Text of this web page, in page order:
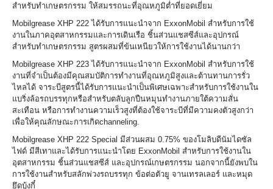
สำหรับทำเกษตรกรรม ให้สมรรถนะที่อุณหภูมิต่ำที่ยอดเยี่ยม
Mobilgrease XHP 222 ได้รับการแนะนำจาก ExxonMobil สำหรับการใช้
งานในภาคอุตสาหกรรมและการเดินเรือ ชิ้นส่วนแชสซีส์และอุปกรณ์
สำหรับทำเกษตรกรรม สูตรผสมที่ข้นเหนียวให้การใช้งานได้นานกว่า
Mobilgrease XHP 223 ได้รับการแนะนำจาก ExxonMobil สำหรับการใช้
งานที่จำเป็นต้องมีคุณสมบัติการทำงานที่อุณหภูมิสูงและต้านทานการรั่ว
ไหลได้ จาระบีสูตรนี้ได้รับการแนะนำเป็นพิเศษเฉพาะสำหรับการใช้งานใน
แบริ่งล้อรถบรรทุกหรือสำหรับตลับลูกปืนหมุนทำงานภายใต้ความสั่น
สะเทือน หรือการทำงานความเร็วสูงที่ต้องใช้จาระบีที่มีความคงตัวสูงกว่า
เพื่อให้คุณลักษณะการเกิดchanneling.
Mobilgrease XHP 222 Special มีส่วนผสม 0.75% ของโมลิบดีนัมไดซัล
ไฟด์ มีสีเทาและได้รับการแนะนำโดย ExxonMobil สำหรับการใช้งานใน
อุตสาหกรรม ชิ้นส่วนแชสซีส์ และอุปกรณ์เกษตรกรรม นอกจากนี้ยังพบใน
การใช้งานสำหรับสลักพ่วงรถบรรทุก ข้อต่อตัวยู จานเทรลเลอร์ และหมุด
ยึดบุ้งกี๋